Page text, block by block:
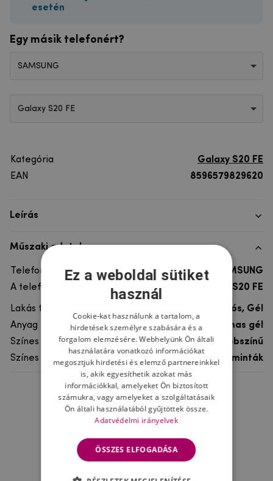
esetén
Egy másik telefonért?
SAMSUNG
Galaxy S20 FE
Kategória
Galaxy S20 FE
EAN
8596579829620
Leírás
Műszaki adatok
Telefon márka
SAMSUNG
A telefonmodellhez
Galaxy S20 FE
Lakás típusa
Ultra tartós, Gél
Anyag
rugalmas gél
Színes
többszínű
Színes motívum
Egyéb minták
Ne felejtsd el
Ez a weboldal sütiket
használ
Cookie-kat használunk a tartalom, a
hirdetések személyre szabására és a
forgalom elemzésére. Webhelyünk Ön általi
használatára vonatkozó információkat
megosztjuk hirdetési és elemző partnereinkkel
is, akik egyesíthetik azokat más
információkkal, amelyeket Ön biztosított
számukra, vagy amelyeket a szolgáltatásaik
Ön általi használatából gyűjtöttek össze.
Adatvédelmi irányelvek
ÖSSZES ELFOGADÁSA